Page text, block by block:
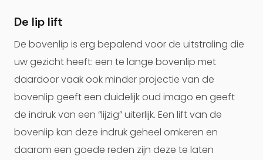
De lip lift
De bovenlip is erg bepalend voor de uitstraling die
uw gezicht heeft: een te lange bovenlip met
daardoor vaak ook minder projectie van de
bovenlip geeft een duidelijk oud imago en geeft
de indruk van een “lijzig” uiterlijk. Een lift van de
bovenlip kan deze indruk geheel omkeren en
daarom een goede reden zijn deze te laten